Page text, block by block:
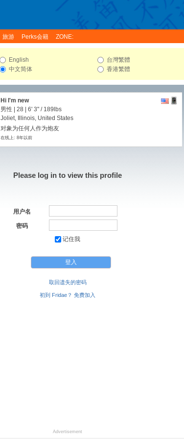
旅游 Perks会籍 ZONE:
English
中文简体
台灣繁體
香港繁體
Hi I'm new
男性 | 28 | 6' 3" / 189lbs
Joliet, Illinois, United States
对象为任何人作为炮友
在线上: 8年以前
Please log in to view this profile
用户名
密码
记住我
取回遗失的密码
初到 Fridae？ 免费加入
Advertisement